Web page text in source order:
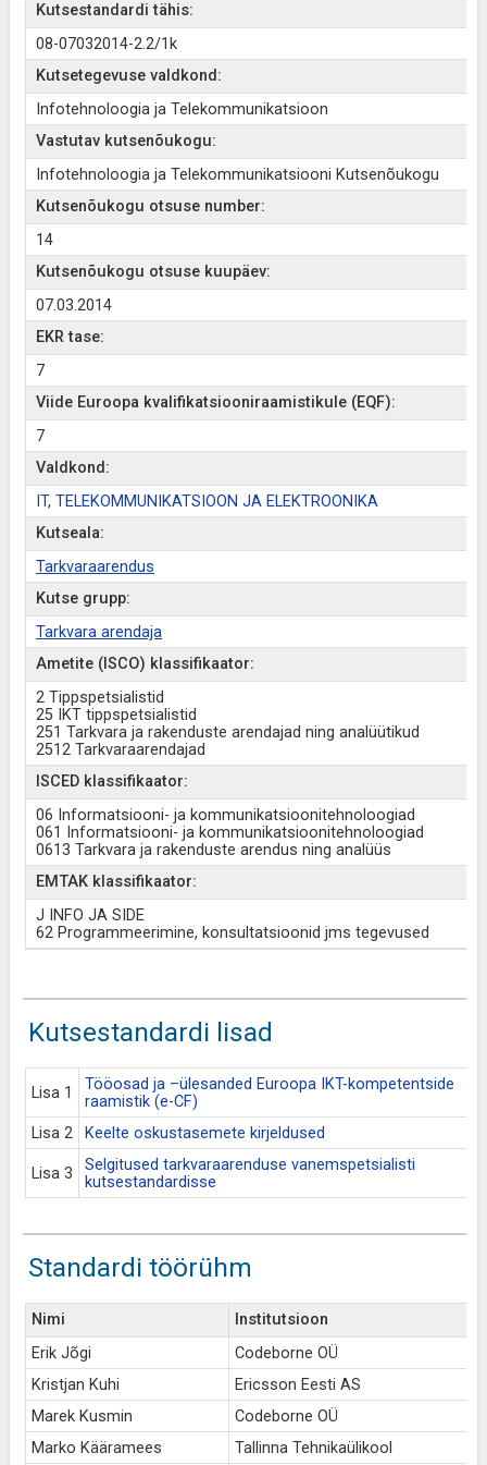
Kutsestandardi tähis:
08-07032014-2.2/1k
Kutsetegevuse valdkond:
Infotehnoloogia ja Telekommunikatsioon
Vastutav kutsenõukogu:
Infotehnoloogia ja Telekommunikatsiooni Kutsenõukogu
Kutsenõukogu otsuse number:
14
Kutsenõukogu otsuse kuupäev:
07.03.2014
EKR tase:
7
Viide Euroopa kvalifikatsiooniraamistikule (EQF):
7
Valdkond:
IT, TELEKOMMUNIKATSIOON JA ELEKTROONIKA
Kutseala:
Tarkvaraarendus
Kutse grupp:
Tarkvara arendaja
Ametite (ISCO) klassifikaator:
2 Tippspetsialistid
25 IKT tippspetsialistid
251 Tarkvara ja rakenduste arendajad ning analüütikud
2512 Tarkvaraarendajad
ISCED klassifikaator:
06 Informatsiooni- ja kommunikatsioonitehnoloogiad
061 Informatsiooni- ja kommunikatsioonitehnoloogiad
0613 Tarkvara ja rakenduste arendus ning analüüs
EMTAK klassifikaator:
J INFO JA SIDE
62 Programmeerimine, konsultatsioonid jms tegevused
Kutsestandardi lisad
Lisa 1
Tööosad ja –ülesanded Euroopa IKT-kompetentside
raamistik (e-CF)
Lisa 2
Keelte oskustasemete kirjeldused
Lisa 3
Selgitused tarkvaraarenduse vanemspetsialisti
kutsestandardisse
Standardi töörühm
Nimi
Institutsioon
Erik Jõgi
Codeborne OÜ
Kristjan Kuhi
Ericsson Eesti AS
Marek Kusmin
Codeborne OÜ
Marko Kääramees
Tallinna Tehnikaülikool